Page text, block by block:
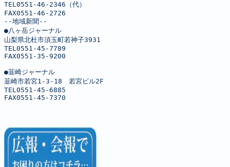
TEL0551-46-2346（代）
FAX0551-46-2726
--地域新聞--
●八ヶ岳ジャーナル
山梨県北杜市須玉町若神子3931
TEL0551-45-7789
FAX0551-35-9200
●韮崎ジャーナル
韮崎市若宮1-3-18　若宮ビル2F
TEL0551-45-6885
FAX0551-45-7370